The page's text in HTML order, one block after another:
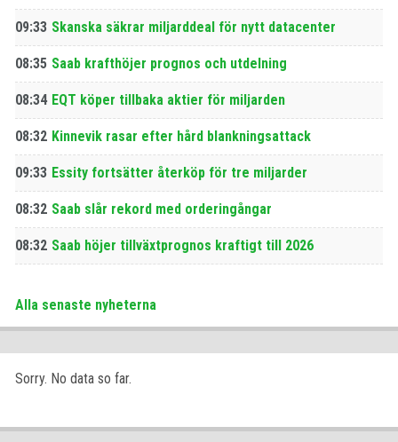
09:33 Skanska säkrar miljarddeal för nytt datacenter
08:35 Saab krafthöjer prognos och utdelning
08:34 EQT köper tillbaka aktier för miljarden
08:32 Kinnevik rasar efter hård blankningsattack
09:33 Essity fortsätter återköp för tre miljarder
08:32 Saab slår rekord med orderingångar
08:32 Saab höjer tillväxtprognos kraftigt till 2026
Alla senaste nyheterna
Sorry. No data so far.